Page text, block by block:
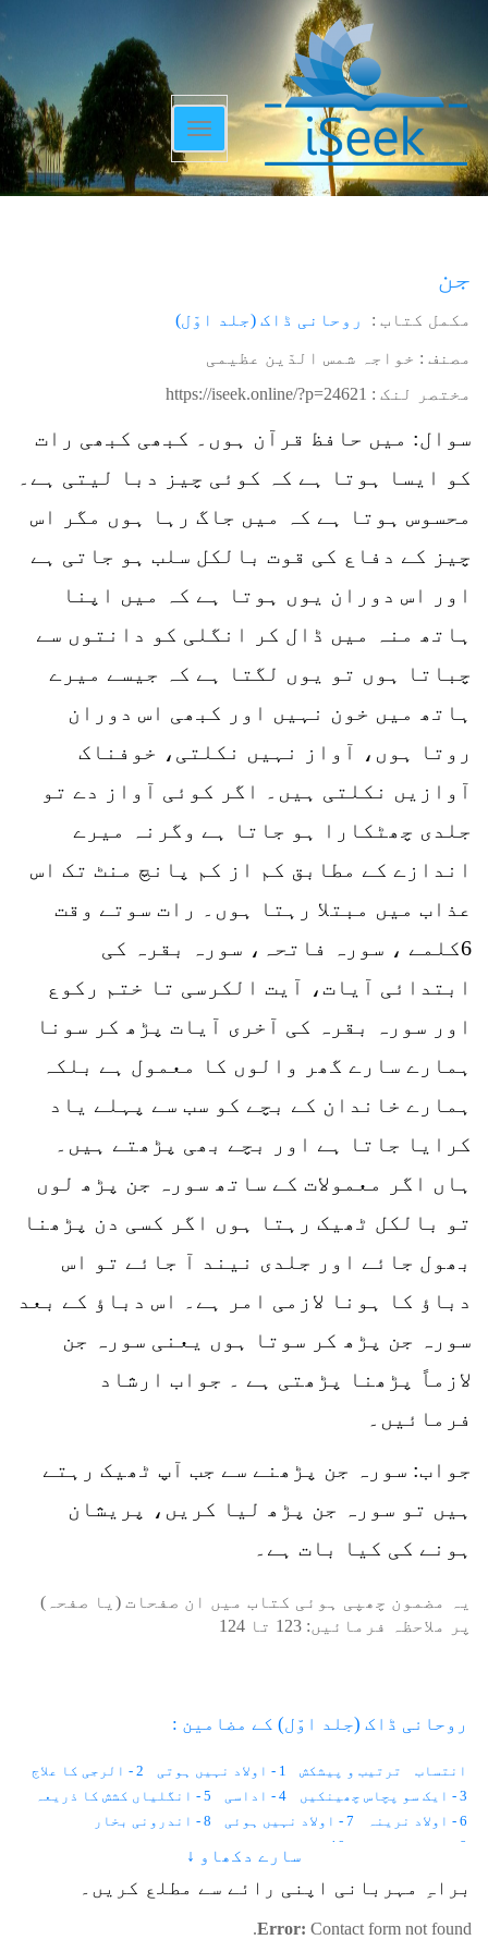
Toggle
navigation
جن
مکمل کتاب : روحانی ڈاک (جلد اوّل)
مصنف : خواجہ شمس الدّین عظیمی
مختصر لنک : https://iseek.online/?p=24621
سوال: میں حافظ قرآن ہوں۔ کبھی کبھی رات
کو ایسا ہوتا ہے کہ کوئی چیز دبا لیتی ہے۔
محسوس ہوتا ہے کہ میں جاگ رہا ہوں مگر اس
چیز کے دفاع کی قوت بالکل سلب ہو جاتی ہے
اور اس دوران یوں ہوتا ہے کہ میں اپنا
ہاتھ منہ میں ڈال کر انگلی کو دانتوں سے
چباتا ہوں تو یوں لگتا ہے کہ جیسے میرے
ہاتھ میں خون نہیں اور کبھی اس دوران
روتا ہوں، آواز نہیں نکلتی، خوفناک
آوازیں نکلتی ہیں۔ اگر کوئی آواز دے تو
جلدی چھٹکارا ہو جاتا ہے وگرنہ میرے
اندازے کے مطابق کم از کم پانچ منٹ تک اس
عذاب میں مبتلا رہتا ہوں۔ رات سوتے وقت
6کلمے ، سورہ فاتحہ، سورہ بقرہ کی
ابتدائی آیات، آیت الکرسی تا ختم رکوع
اور سورہ بقرہ کی آخری آیات پڑھ کر سونا
ہمارے سارے گھر والوں کا معمول ہے بلکہ
ہمارے خاندان کے بچے کو سب سے پہلے یاد
کرایا جاتا ہے اور بچے بھی پڑھتے ہیں۔
ہاں اگر معمولات کے ساتھ سورہ جن پڑھ لوں
تو بالکل ٹھیک رہتا ہوں اگر کسی دن پڑھنا
بھول جائے اور جلدی نیند آ جائے تو اس
دباؤ کا ہونا لازمی امر ہے۔ اس دباؤ کے بعد
سورہ جن پڑھ کر سوتا ہوں یعنی سورہ جن
لازماً پڑھنا پڑھتی ہے ۔ جواب ارشاد
فرمائیں۔
جواب: سورہ جن پڑھنے سے جب آپ ٹھیک رہتے
ہیں تو سورہ جن پڑھ لیا کریں، پریشان
ہونے کی کیا بات ہے۔
یہ مضمون چھپی ہوئی کتاب میں ان صفحات (یا صفحہ)
پر ملاحظہ فرمائیں: 123 تا 124
روحانی ڈاک (جلد اوّل) کے مضامین :
انتساب ترتیب و پیشکش 1 - اولاد نہیں ہوتی
2 - الرجی کا علاج
3 - ایک سو پچاس چھینکیں
4 - اداسی
5 - انگلیاں کشش کا ذریعہ
6 - اولاد نرینہ
7 - اولاد نہیں ہوئی
8 - اندرونی بخار
9 - احساس کمتری
10 - استغناء اور کیلوریز
13 - ایب نارمل زندگی
14 - اجمیر شریف کی حاضری
16 - آنکھوں کے سامنے نقطے
سارے دکھاو ↓
براہِ مہربانی اپنی رائے سے مطلع کریں۔
Error: Contact form not found.